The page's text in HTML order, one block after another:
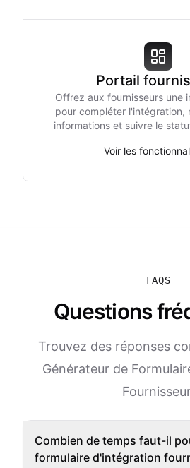
Portail
Offrez aux fournisseurs une
pour compléter l'intégration,
informations et suivre le
Voir les
FAQS
Questions
Trouvez des réponses
Générateur de
Combien de temps faut-il
formulaire d'intégration